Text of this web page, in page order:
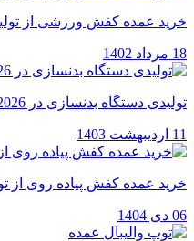
خرید عمده کفش ورزشی از
18 مرداد 1402
تولیدی دستگاه بدنسازی در 2026
11 اردیبهشت 1403
خرید عمده کفش پیاده روی از
06 دی 1404